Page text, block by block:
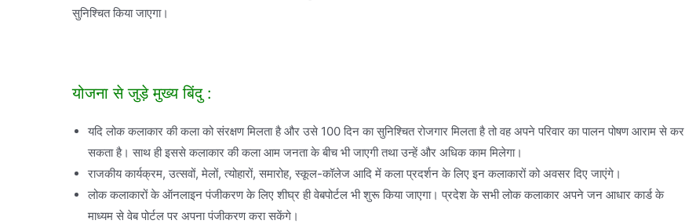
सुनिश्चित किया जाएगा।
योजना से जुड़े मुख्य बिंदु :
यदि लोक कलाकार की कला को संरक्षण मिलता है और उसे 100 दिन का सुनिश्चित रोजगार मिलता है तो वह अपने परिवार का पालन पोषण आराम से कर
सकता है। साथ ही इससे कलाकार की कला आम जनता के बीच भी जाएगी तथा उन्हें और अधिक काम मिलेगा।
राजकीय कार्यक्रम, उत्सवों, मेलों, त्योहारों, समारोह, स्कूल-कॉलेज आदि में कला प्रदर्शन के लिए इन कलाकारों को अवसर दिए जाएंगे।
लोक कलाकारों के ऑनलाइन पंजीकरण के लिए शीघ्र ही वेबपोर्टल भी शुरू किया जाएगा। प्रदेश के सभी लोक कलाकार अपने जन आधार कार्ड के
माध्यम से वेब पोर्टल पर अपना पंजीकरण करा सकेंगे।